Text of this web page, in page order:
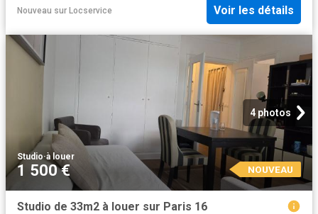
Nouveau sur Locservice Voir les détails
4 photos
Studio·à louer
1 500 € NOUVEAU
Studio de 33m2 à louer sur Paris 16